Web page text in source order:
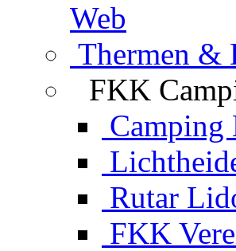
Web
Thermen &
FKK
Camping
Rutar
FKK